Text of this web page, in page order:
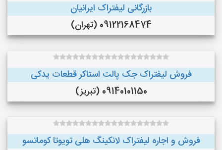
بازرگانی لیفتراک ایرانیان
09122168474 (تهران)
فروش لیفتراک جک پالت استاکر قطعات یدکی
09140101150 (تبریز)
فروش و اجاره لیفتراک لانکینگ هلی تویوتا کوماتسو